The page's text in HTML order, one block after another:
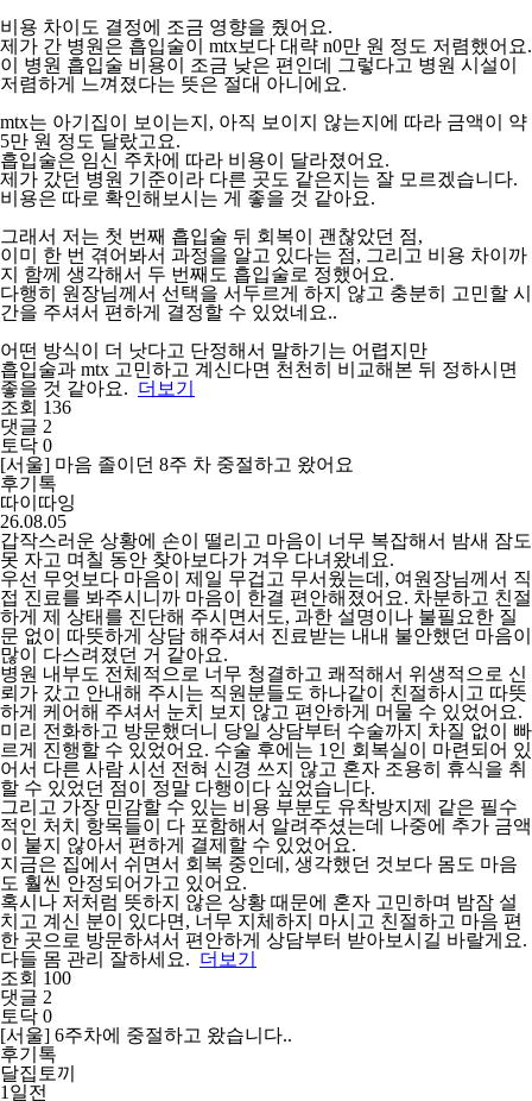
비용 차이도 결정에 조금 영향을 줬어요.
제가 간 병원은 흡입술이 mtx보다 대략 n0만 원 정도 저렴했어요.
이 병원 흡입술 비용이 조금 낮은 편인데 그렇다고 병원 시설이
저렴하게 느껴졌다는 뜻은 절대 아니에요.
mtx는 아기집이 보이는지, 아직 보이지 않는지에 따라 금액이 약
5만 원 정도 달랐고요.
흡입술은 임신 주차에 따라 비용이 달라졌어요.
제가 갔던 병원 기준이라 다른 곳도 같은지는 잘 모르겠습니다.
비용은 따로 확인해보시는 게 좋을 것 같아요.
그래서 저는 첫 번째 흡입술 뒤 회복이 괜찮았던 점,
이미 한 번 겪어봐서 과정을 알고 있다는 점, 그리고 비용 차이까
지 함께 생각해서 두 번째도 흡입술로 정했어요.
다행히 원장님께서 선택을 서두르게 하지 않고 충분히 고민할 시
간을 주셔서 편하게 결정할 수 있었네요..
어떤 방식이 더 낫다고 단정해서 말하기는 어렵지만
흡입술과 mtx 고민하고 계신다면 천천히 비교해본 뒤 정하시면
좋을 것 같아요. 더보기
조회 136
댓글 2
토닥 0
[서울] 마음 졸이던 8주 차 중절하고 왔어요
후기톡
따이따잉
26.08.05
갑작스러운 상황에 손이 떨리고 마음이 너무 복잡해서 밤새 잠도
못 자고 며칠 동안 찾아보다가 겨우 다녀왔네요.
우선 무엇보다 마음이 제일 무겁고 무서웠는데, 여원장님께서 직
접 진료를 봐주시니까 마음이 한결 편안해졌어요. 차분하고 친절
하게 제 상태를 진단해 주시면서도, 과한 설명이나 불필요한 질
문 없이 따뜻하게 상담 해주셔서 진료받는 내내 불안했던 마음이
많이 다스려졌던 거 같아요.
병원 내부도 전체적으로 너무 청결하고 쾌적해서 위생적으로 신
뢰가 갔고 안내해 주시는 직원분들도 하나같이 친절하시고 따뜻
하게 케어해 주셔서 눈치 보지 않고 편안하게 머물 수 있었어요.
미리 전화하고 방문했더니 당일 상담부터 수술까지 차질 없이 빠
르게 진행할 수 있었어요. 수술 후에는 1인 회복실이 마련되어 있
어서 다른 사람 시선 전혀 신경 쓰지 않고 혼자 조용히 휴식을 취
할 수 있었던 점이 정말 다행이다 싶었습니다.
그리고 가장 민감할 수 있는 비용 부분도 유착방지제 같은 필수
적인 처치 항목들이 다 포함해서 알려주셨는데 나중에 추가 금액
이 붙지 않아서 편하게 결제할 수 있었어요.
지금은 집에서 쉬면서 회복 중인데, 생각했던 것보다 몸도 마음
도 훨씬 안정되어가고 있어요.
혹시나 저처럼 뜻하지 않은 상황 때문에 혼자 고민하며 밤잠 설
치고 계신 분이 있다면, 너무 지체하지 마시고 친절하고 마음 편
한 곳으로 방문하셔서 편안하게 상담부터 받아보시길 바랄게요.
다들 몸 관리 잘하세요. 더보기
조회 100
댓글 2
토닥 0
[서울] 6주차에 중절하고 왔습니다..
후기톡
달집토끼
1일전